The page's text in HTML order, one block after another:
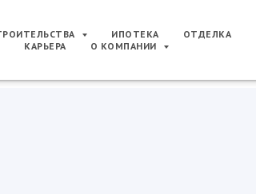
ИПОТЕКА
ОТДЕЛКА
КАРЬЕРА О КОМПАНИИ